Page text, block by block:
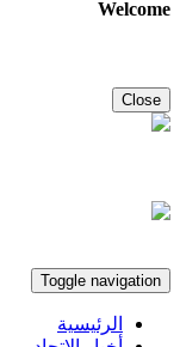
Welcome
Close
Toggle navigation
الرئيسية